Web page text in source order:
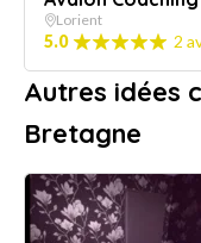
Lorient
5.0 2
Autres idées
Bretagne